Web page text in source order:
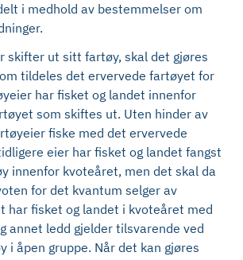
i medhold av bestemmelser om
skifter ut sitt fartøy, skal det gjøres
tildeles det ervervede fartøyet for
har fisket og landet innenfor
som skiftes ut. Uten hinder av
fiske med det ervervede
eier har fisket og landet fangst
innenfor kvoteåret, men det skal da
for det kvantum selger av
har fisket og landet i kvoteåret med
annet ledd gjelder tilsvarende ved
i åpen gruppe. Når det kan gjøres